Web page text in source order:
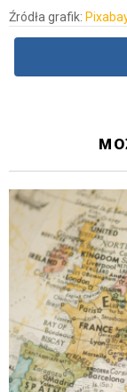
Źródła grafik: